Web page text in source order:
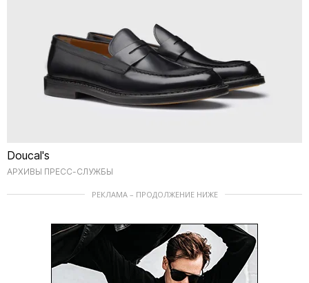
Doucal's
АРХИВЫ ПРЕСС-СЛУЖБЫ
РЕКЛАМА – ПРОДОЛЖЕНИЕ НИЖЕ